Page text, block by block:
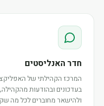
חדר האנליסטים
המרכז הקהילתי של
בעדכונים ובהודעות
ולהישאר מחוברים לכל מה